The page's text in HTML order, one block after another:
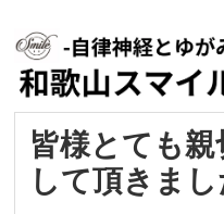
皆様とても
して頂きまし